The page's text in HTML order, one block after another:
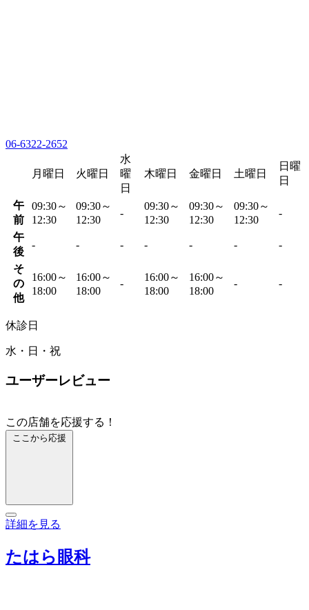
06-6322-2652
月曜日 火曜日
水
曜
日
木曜日 金曜日 土曜日
日曜
日
午
前
09:30～
12:30
09:30～
12:30
-
09:30～
12:30
09:30～
12:30
09:30～
12:30
-
午
後
- - - - - - -
そ
の
他
16:00～
18:00
16:00～
18:00
-
16:00～
18:00
16:00～
18:00
- -
休診日
水・日・祝
ユーザーレビュー
この店舗を応援する！
ここから応援
詳細を見る
たはら眼科